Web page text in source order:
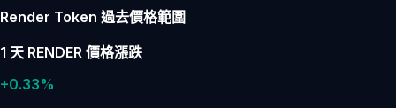
Render Token 過去價格範圍
1 天 RENDER 價格漲跌
+0.33%